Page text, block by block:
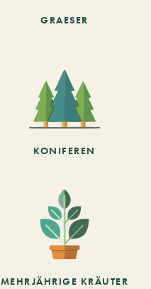
GRAESER
KONIFEREN
MEHRJÄHRIGE KRÄUTER